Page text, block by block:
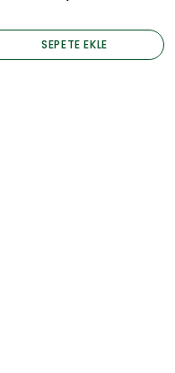
SEPETE EKLE